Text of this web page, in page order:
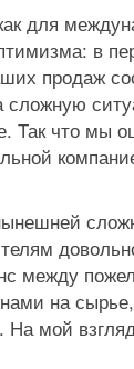
для
в
продаж
сложную
Так что мы
между
на
На мой